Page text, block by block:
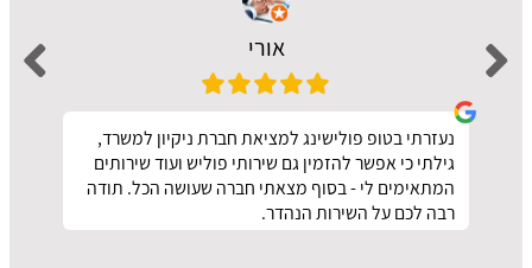
אורי
נעזרתי בטופ פולישינג למציאת חברת ניקיון למשרד,
גילתי כי אפשר להזמין גם שירותי פוליש ועוד שירותים
המתאימים לי - בסוף מצאתי חברה שעושה הכל. תודה
רבה לכם על השירות הנהדר.